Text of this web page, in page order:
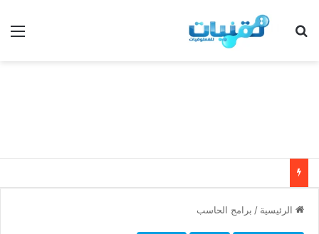
بحث عن
الرئيسية / برامج الحاسب